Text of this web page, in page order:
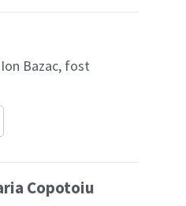
Bazac, fost
Copotoiu